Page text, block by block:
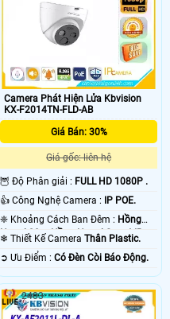
Camera Phát Hiện Lửa Kbvision
KX-F2014TN-FLD-AB
Giá Bán: 30%
Giá gốc: liên hệ
🦉 Độ Phân giải : FULL HD 1080P .
👍 Công Nghệ Camera : IP POE.
❈ Khoảng Cách Ban Đêm : Hồng
Ngoại 20m Hồng Ngoại Smart IR.
❄ Thiết Kế CameraThân Plastic.
️➲ Ưu Điểm :Có Đèn Còi Báo Động.
2403